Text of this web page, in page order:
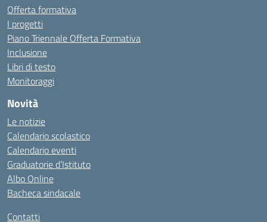
Offerta formativa
I progetti
Piano Triennale Offerta Formativa
Inclusione
Libri di testo
Monitoraggi
Novità
Le notizie
Calendario scolastico
Calendario eventi
Graduatorie d’Istituto
Albo Online
Bacheca sindacale
Contatti